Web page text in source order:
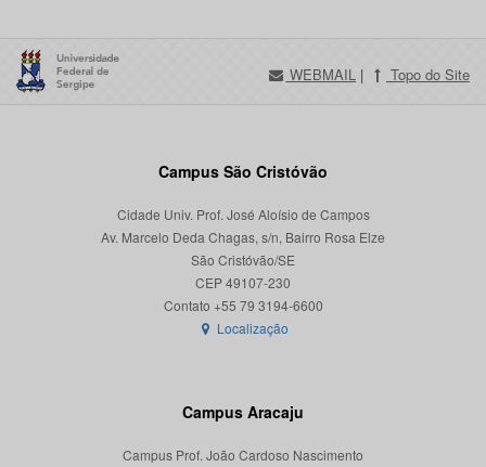
WEBMAIL | Topo do Site
Campus São Cristóvão
Cidade Univ. Prof. José Aloísio de Campos
Av. Marcelo Deda Chagas, s/n, Bairro Rosa Elze
São Cristóvão/SE
CEP 49107-230
Localização
Campus Aracaju
Campus Prof. João Cardoso Nascimento